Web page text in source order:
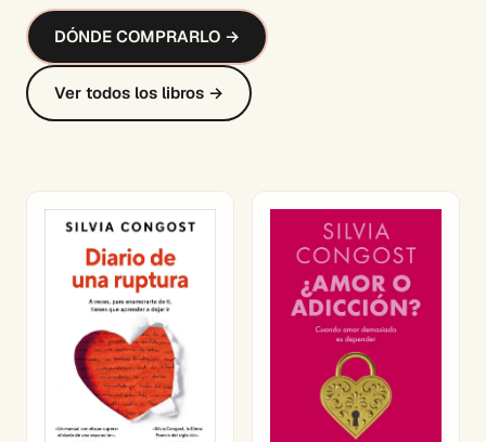
DÓNDE COMPRARLO →
Ver todos los libros →